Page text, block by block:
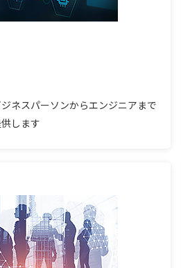
ネスパーソンからエンジニアまで
します